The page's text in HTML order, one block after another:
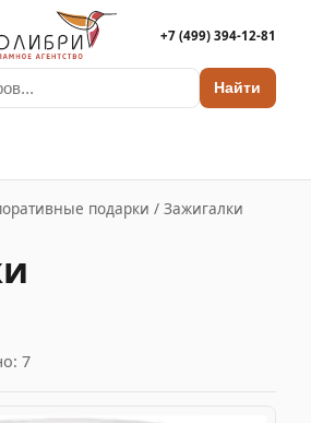
Найти
+7 (499) 394-12-81
подарки / Зажигалки
7